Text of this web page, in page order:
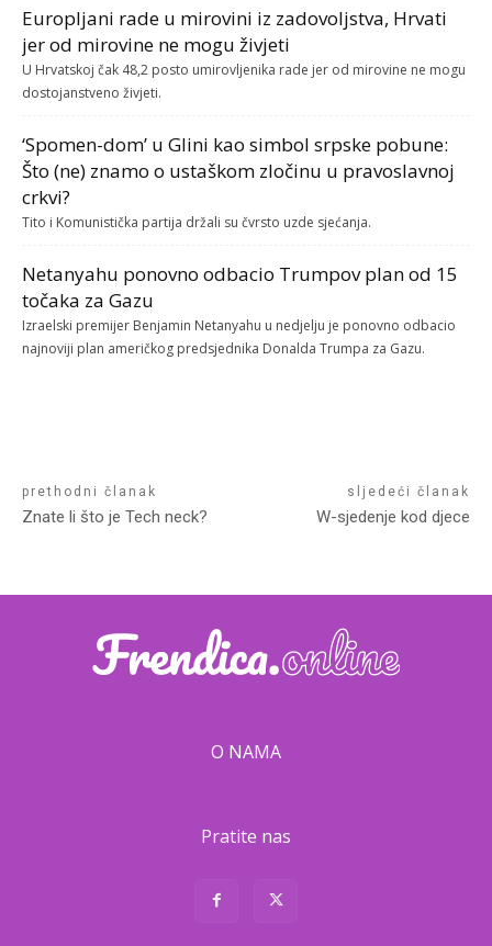
Europljani rade u mirovini iz zadovoljstva, Hrvati
jer od mirovine ne mogu živjeti
U Hrvatskoj čak 48,2 posto umirovljenika rade jer od mirovine ne mogu
dostojanstveno živjeti.
‘Spomen-dom’ u Glini kao simbol srpske pobune:
Što (ne) znamo o ustaškom zločinu u pravoslavnoj
crkvi?
Tito i Komunistička partija držali su čvrsto uzde sjećanja.
Netanyahu ponovno odbacio Trumpov plan od 15
točaka za Gazu
Izraelski premijer Benjamin Netanyahu u nedjelju je ponovno odbacio
najnoviji plan američkog predsjednika Donalda Trumpa za Gazu.
prethodni članak
Znate li što je Tech neck?
sljedeći članak
W-sjedenje kod djece
O NAMA
Pratite nas